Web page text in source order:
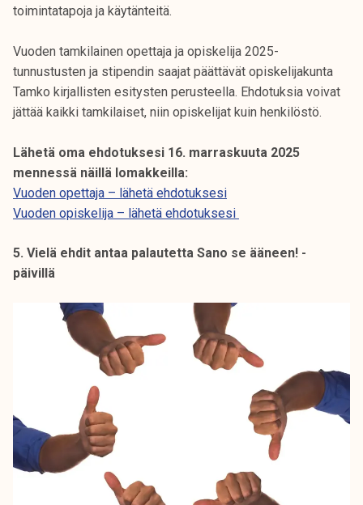
toimintatapoja ja käytänteitä.
Vuoden tamkilainen opettaja ja opiskelija 2025-
tunnustusten ja stipendin saajat päättävät opiskelijakunta
Tamko kirjallisten esitysten perusteella. Ehdotuksia voivat
jättää kaikki tamkilaiset, niin opiskelijat kuin henkilöstö.
Lähetä oma ehdotuksesi 16. marraskuuta 2025
mennessä näillä lomakkeilla:
Vuoden opettaja – lähetä ehdotuksesi
Vuoden opiskelija – lähetä ehdotuksesi
5. Vielä ehdit antaa palautetta Sano se ääneen! -
päivillä